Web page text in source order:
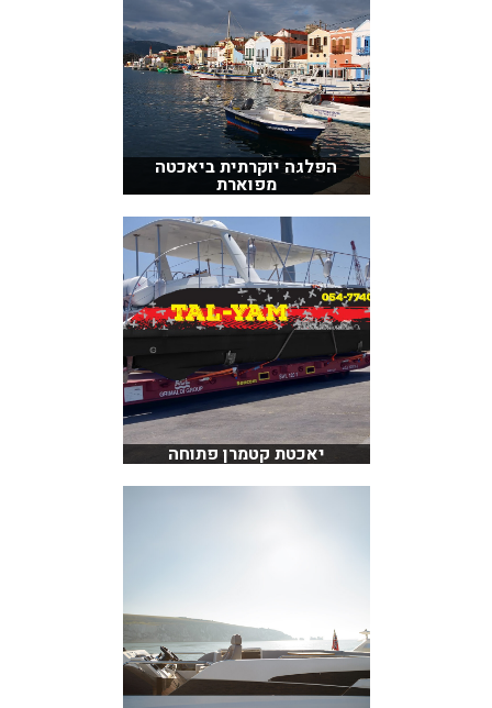
הפלגה יוקרתית ביאכטה
מפוארת
יאכטת קטמרן פתוחה